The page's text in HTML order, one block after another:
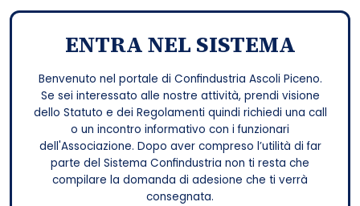
ENTRA NEL SISTEMA
Benvenuto nel portale di Confindustria Ascoli Piceno.
Se sei interessato alle nostre attività, prendi visione
dello Statuto e dei Regolamenti quindi richiedi una call
o un incontro informativo con i funzionari
dell'Associazione. Dopo aver compreso l’utilità di far
parte del Sistema Confindustria non ti resta che
compilare la domanda di adesione che ti verrà
consegnata.